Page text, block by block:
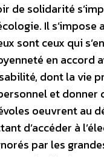
de solidarité
Il
sont ceux qui
en accord
dont la vie
et donner
oeuvrent au
d’accéder à
par les